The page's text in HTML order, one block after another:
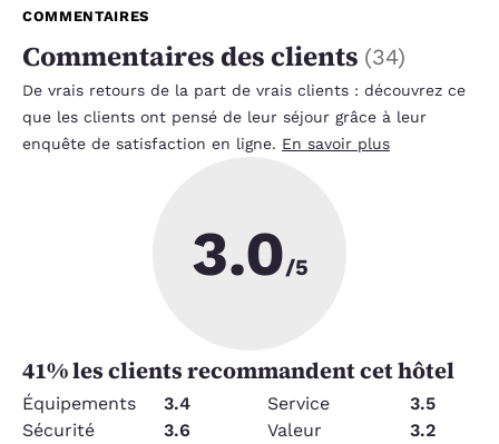
COMMENTAIRES
Commentaires des clients (34)
De vrais retours de la part de vrais clients : découvrez ce
que les clients ont pensé de leur séjour grâce à leur
enquête de satisfaction en ligne. En savoir plus
3.0/5
41% les clients recommandent cet hôtel
Équipements 3.4 Service
3.5
Sécurité
3.6 Valeur
3.2